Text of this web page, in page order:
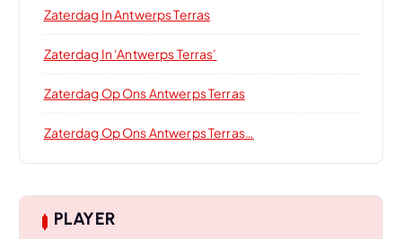
Zaterdag In Antwerps Terras
Zaterdag In ‘Antwerps Terras’
Zaterdag Op Ons Antwerps Terras
Zaterdag Op Ons Antwerps Terras…
PLAYER